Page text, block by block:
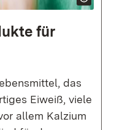
für
das
Eiweiß, viele
allem Kalzium